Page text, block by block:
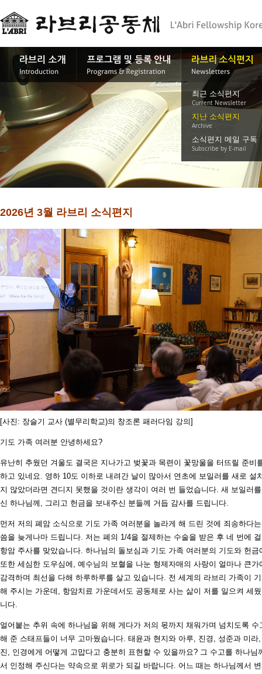
최근 소식편지
Current Newsletter
지난 소식편지
Archive
소식편지 메일 구독
Subscribe by E-mail
2026년 3월 라브리 소식편지
[사진: 장슬기 교사 (별무리학교)의 창조론 패러다임 강의]
기도 가족 여러분 안녕하세요?
유난히 추웠던 겨울도 결국은 지나가고 벚꽃과 목련이 꽃망울을 터뜨릴 준비
하고 있네요. 영하 10도 이하로 내려간 날이 많아서 연초에 보일러를 새로 설
지 않았더라면 견디지 못했을 것이란 생각이 여러 번 들었습니다. 새 보일러
신 하나님께, 그리고 헌금을 보내주신 분들께 거듭 감사를 드립니다.
먼저 저의 폐암 소식으로 기도 가족 여러분을 놀라게 해 드린 것에 죄송하다
씀을 늦게나마 드립니다. 저는 폐의 1/4을 절제하는 수술을 받은 후 네 번에
항암 주사를 맞았습니다. 하나님의 돌보심과 기도 가족 여러분의 기도와 헌금
또한 세심한 도우심에, 예수님의 보혈을 나눈 형제자매의 사랑이 얼마나 큰가
감격하며 최선을 다해 하루하루를 살고 있습니다. 전 세계의 라브리 가족이
해 주시는 가운데, 항암치료 가운데서도 공동체로 사는 삶이 저를 일으켜 세
니다.
얼어붙는 추위 속에 하나님을 위해 게다가 저의 몫까지 채워가며 넘치도록 수
해 준 스태프들이 너무 고마웠습니다. 태윤과 현지와 아루, 진경, 성준과 미라
진, 인경에게 어떻게 고맙다고 충분히 표현할 수 있을까요? 그 수고를 하나님
서 인정해 주신다는 약속으로 위로가 되길 바랍니다. 어느 때는 하나님께서